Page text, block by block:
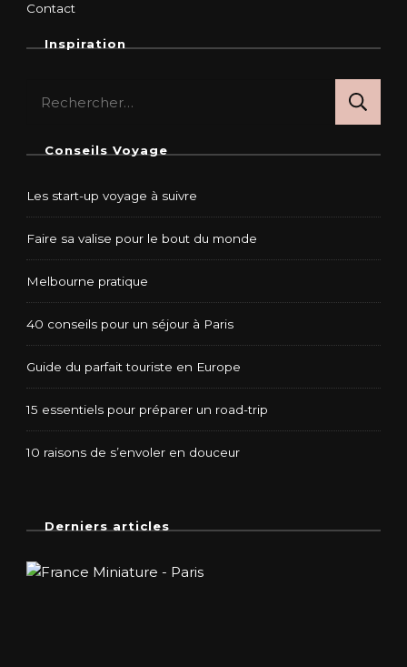
Contact
Inspiration
Conseils Voyage
Les start-up voyage à suivre
Faire sa valise pour le bout du monde
Melbourne pratique
40 conseils pour un séjour à Paris
Guide du parfait touriste en Europe
15 essentiels pour préparer un road-trip
10 raisons de s’envoler en douceur
Derniers articles